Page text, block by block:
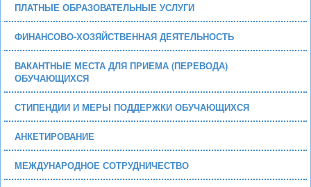
ПЛАТНЫЕ ОБРАЗОВАТЕЛЬНЫЕ УСЛУГИ
ФИНАНСОВО-ХОЗЯЙСТВЕННАЯ ДЕЯТЕЛЬНОСТЬ
ВАКАНТНЫЕ МЕСТА ДЛЯ ПРИЕМА (ПЕРЕВОДА)
ОБУЧАЮЩИХСЯ
СТИПЕНДИИ И МЕРЫ ПОДДЕРЖКИ ОБУЧАЮЩИХСЯ
АНКЕТИРОВАНИЕ
МЕЖДУНАРОДНОЕ СОТРУДНИЧЕСТВО